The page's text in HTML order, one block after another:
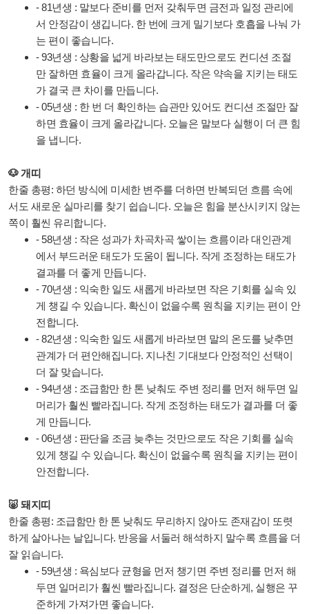
- 81년생 : 말보다 준비를 먼저 갖춰두면 금전과 일정 관리에
서 안정감이 생깁니다. 한 번에 크게 밀기보다 호흡을 나눠 가
는 편이 좋습니다.
- 93년생 : 상황을 넓게 바라보는 태도만으로도 컨디션 조절
만 잘하면 효율이 크게 올라갑니다. 작은 약속을 지키는 태도
가 결국 큰 차이를 만듭니다.
- 05년생 : 한 번 더 확인하는 습관만 있어도 컨디션 조절만 잘
하면 효율이 크게 올라갑니다. 오늘은 말보다 실행이 더 큰 힘
을 냅니다.
🐶 개띠
한줄 총평: 하던 방식에 미세한 변주를 더하면 반복되던 흐름 속에
서도 새로운 실마리를 찾기 쉽습니다. 오늘은 힘을 분산시키지 않는
쪽이 훨씬 유리합니다.
- 58년생 : 작은 성과가 차곡차곡 쌓이는 흐름이라 대인관계
에서 부드러운 태도가 도움이 됩니다. 작게 조정하는 태도가
결과를 더 좋게 만듭니다.
- 70년생 : 익숙한 일도 새롭게 바라보면 작은 기회를 실속 있
게 챙길 수 있습니다. 확신이 없을수록 원칙을 지키는 편이 안
전합니다.
- 82년생 : 익숙한 일도 새롭게 바라보면 말의 온도를 낮추면
관계가 더 편안해집니다. 지나친 기대보다 안정적인 선택이
더 잘 맞습니다.
- 94년생 : 조급함만 한 톤 낮춰도 주변 정리를 먼저 해두면 일
머리가 훨씬 빨라집니다. 작게 조정하는 태도가 결과를 더 좋
게 만듭니다.
- 06년생 : 판단을 조금 늦추는 것만으로도 작은 기회를 실속
있게 챙길 수 있습니다. 확신이 없을수록 원칙을 지키는 편이
안전합니다.
🐷 돼지띠
한줄 총평: 조급함만 한 톤 낮춰도 무리하지 않아도 존재감이 또렷
하게 살아나는 날입니다. 반응을 서둘러 해석하지 말수록 흐름을 더
잘 읽습니다.
- 59년생 : 욕심보다 균형을 먼저 챙기면 주변 정리를 먼저 해
두면 일머리가 훨씬 빨라집니다. 결정은 단순하게, 실행은 꾸
준하게 가져가면 좋습니다.